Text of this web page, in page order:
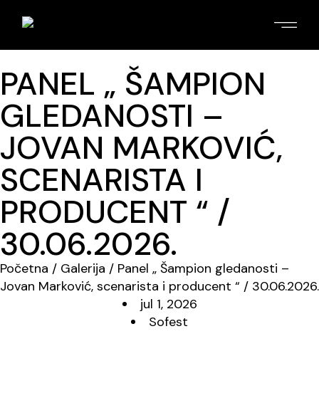
PANEL „ ŠAMPION
GLEDANOSTI –
JOVAN MARKOVIĆ,
SCENARISTA I
PRODUCENT “ /
30.06.2026.
Početna / Galerija / Panel „ Šampion gledanosti –
Jovan Marković, scenarista i producent “ / 30.06.2026.
jul 1, 2026
Sofest